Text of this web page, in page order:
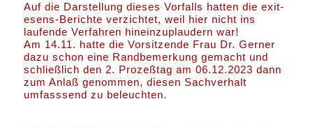
Auf die Darstellung dieses Vorfalls hatten die exit-
esens-Berichte verzichtet, weil hier nicht ins
laufende Verfahren hineinzuplaudern war!
Am 14.11. hatte die Vorsitzende Frau Dr. Gerner
dazu schon eine Randbemerkung gemacht und
schließlich den 2. Prozeßtag am 06.12.2023 dann
zum Anlaß genommen, diesen Sachverhalt
umfasssend zu beleuchten.